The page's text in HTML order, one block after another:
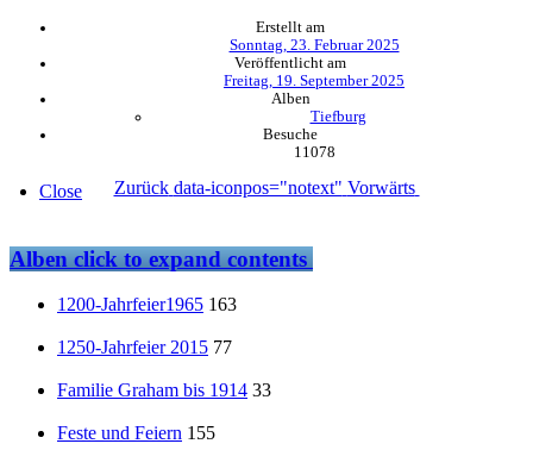
Erstellt am
Sonntag, 23. Februar 2025
Veröffentlicht am
Freitag, 19. September 2025
Alben
Tiefburg
Besuche
11078
Zurück data-iconpos="notext" Vorwärts
Close
Albenclick to expand contents
1200-Jahrfeier1965 163
1250-Jahrfeier 2015 77
Familie Graham bis 1914 33
Feste und Feiern 155